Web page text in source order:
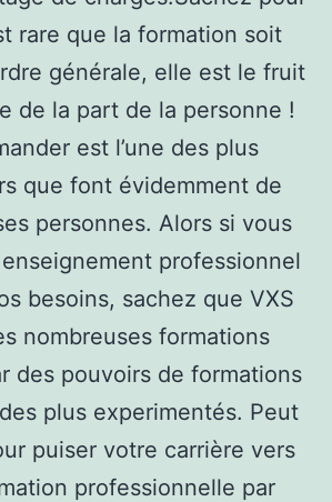
rare que la formation soit
générale, elle est le fruit
de la part de la personne !
est l’une des plus
que font évidemment de
personnes. Alors si vous
professionnel
besoins, sachez que VXS
nombreuses formations
des pouvoirs de formations
plus experimentés. Peut
puiser votre carrière vers
professionnelle par